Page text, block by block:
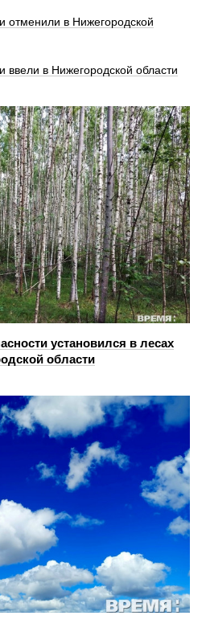
отменили в Нижегородской
ввели в Нижегородской области
установился в лесах
области